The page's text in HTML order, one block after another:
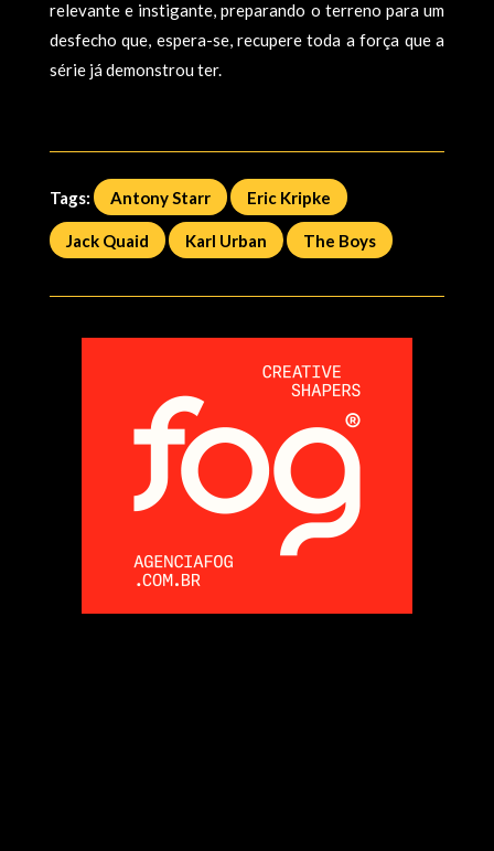
relevante e instigante, preparando o terreno para um
desfecho que, espera-se, recupere toda a força que a
série já demonstrou ter.
Tags: Antony Starr Eric Kripke
Jack Quaid Karl Urban The Boys